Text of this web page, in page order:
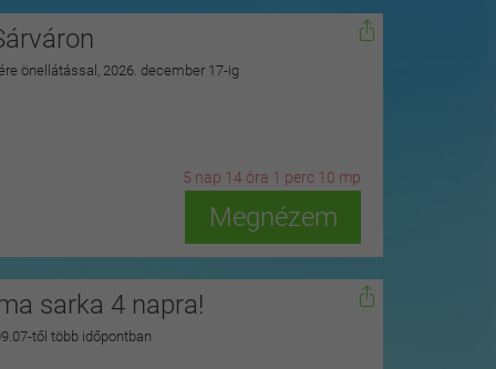
önellátással, 2026. december 17-ig
5nap14óra 1perc 8 mp
Megnézem
sarka 4 napra!
től több időpontban